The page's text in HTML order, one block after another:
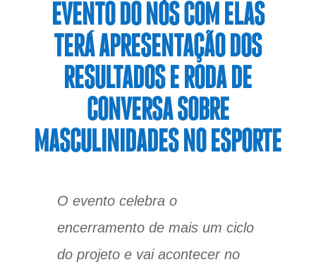
EVENTO DO NÓS COM ELAS
TERÁ APRESENTAÇÃO DOS
RESULTADOS E RODA DE
CONVERSA SOBRE
MASCULINIDADES NO ESPORTE
O evento celebra o
encerramento de mais um ciclo
do projeto e vai acontecer no